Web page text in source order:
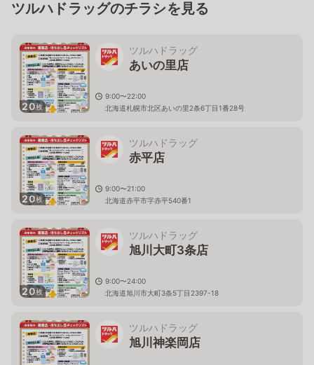
ツルハドラッグのチラシを見る
20枚
ツルハドラッグ
あいの里店
9:00〜22:00
北海道札幌市北区あいの里2条6丁目1番28号
20枚
ツルハドラッグ
赤平店
9:00〜21:00
北海道赤平市字赤平540番1
20枚
ツルハドラッグ
旭川大町3条店
9:00〜24:00
北海道旭川市大町3条5丁目2397-18
ツルハドラッグ
旭川神楽岡店